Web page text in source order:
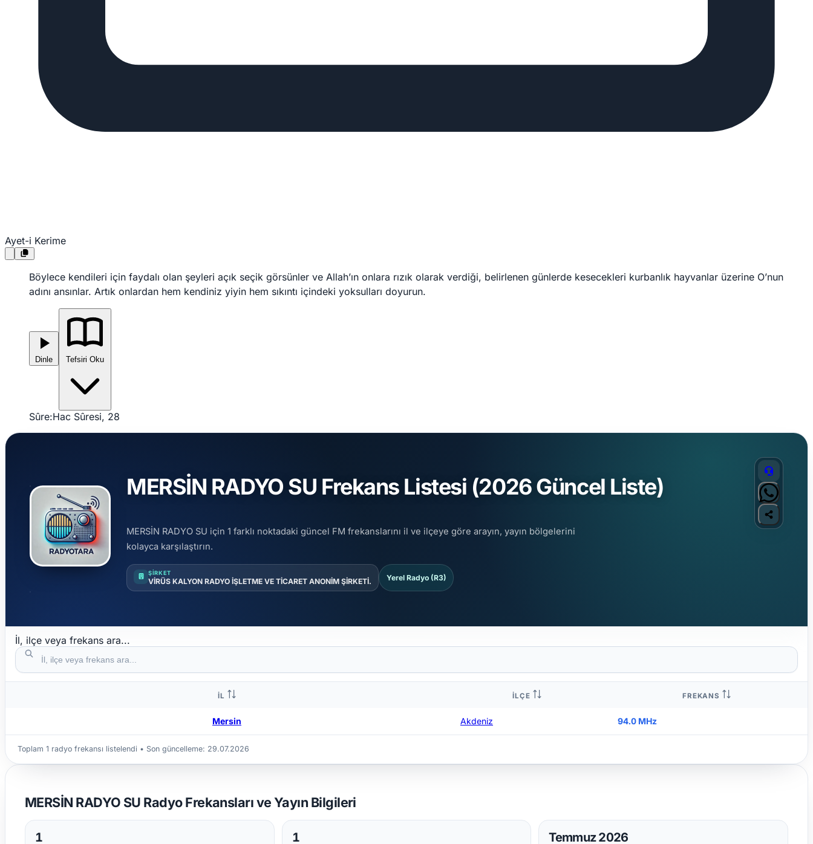
Ayet-i Kerime
Böylece kendileri için faydalı olan şeyleri açık seçik görsünler ve Allah’ın onlara rızık olarak verdiği, belirlenen günlerde kesecekleri kurbanlık hayvanlar üzerine O’nun
adını ansınlar. Artık onlardan hem kendiniz yiyin hem sıkıntı içindeki yoksulları doyurun.
Dinle
Sûre:Hac Sûresi, 28
MERSİN RADYO SU Frekans Listesi (2026 Güncel Liste)
MERSİN RADYO SU için 1 farklı noktadaki güncel FM frekanslarını il ve ilçeye göre arayın, yayın bölgelerini
kolayca karşılaştırın.
ŞIRKET
VİRÜS KALYON RADYO İŞLETME VE TİCARET ANONİM ŞİRKETİ. Yerel Radyo (R3)
İl, ilçe veya frekans ara...
İL İLÇE FREKANS
Mersin Akdeniz 94.0 MHz
Toplam 1 radyo frekansı listelendi • Son güncelleme: 29.07.2026
MERSİN RADYO SU Radyo Frekansları ve Yayın Bilgileri
1 1 Temmuz 2026